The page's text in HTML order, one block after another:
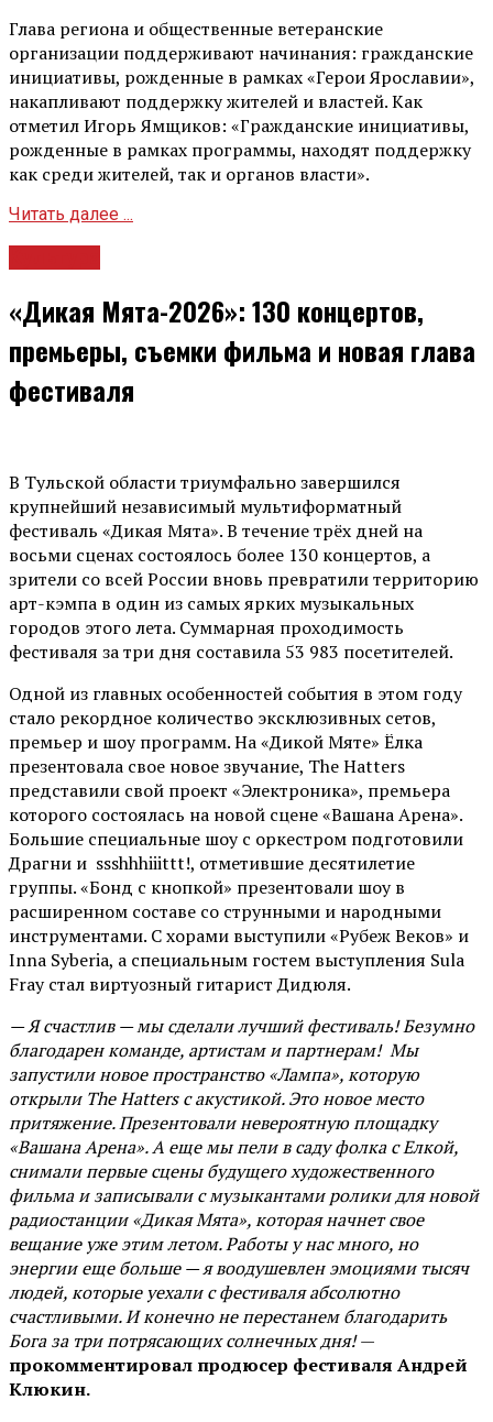
Глава региона и общественные ветеранские
организации поддерживают начинания: гражданские
инициативы, рожденные в рамках «Герои Ярославии»,
накапливают поддержку жителей и властей. Как
отметил Игорь Ямщиков: «Гражданские инициативы,
рожденные в рамках программы, находят поддержку
как среди жителей, так и органов власти».
Читать далее ...
«Дикая Мята-2026»: 130 концертов,
премьеры, съемки фильма и новая глава
фестиваля
В Тульской области триумфально завершился
крупнейший независимый мультиформатный
фестиваль «Дикая Мята». В течение трёх дней на
восьми сценах состоялось более 130 концертов, а
зрители со всей России вновь превратили территорию
арт-кэмпа в один из самых ярких музыкальных
городов этого лета. Суммарная проходимость
фестиваля за три дня составила 53 983 посетителей.
Одной из главных особенностей события в этом году
стало рекордное количество эксклюзивных сетов,
премьер и шоу программ. На «Дикой Мяте» Ёлка
презентовала свое новое звучание, The Hatters
представили свой проект «Электроника», премьера
которого состоялась на новой сцене «Вашана Арена».
Большие специальные шоу с оркестром подготовили
Драгни и ssshhhiiittt!, отметившие десятилетие
группы. «Бонд с кнопкой» презентовали шоу в
расширенном составе со струнными и народными
инструментами. С хорами выступили «Рубеж Веков» и
Inna Syberia, а специальным гостем выступления Sula
Fray стал виртуозный гитарист Дидюля.
— Я счастлив — мы сделали лучший фестиваль! Безумно
благодарен команде, артистам и партнерам! Мы
запустили новое пространство «Лампа», которую
открыли The Hatters с акустикой. Это новое место
притяжение. Презентовали невероятную площадку
«Вашана Арена». А еще мы пели в саду фолка с Елкой,
снимали первые сцены будущего художественного
фильма и записывали с музыкантами ролики для новой
радиостанции «Дикая Мята», которая начнет свое
вещание уже этим летом. Работы у нас много, но
энергии еще больше — я воодушевлен эмоциями тысяч
людей, которые уехали с фестиваля абсолютно
счастливыми. И конечно не перестанем благодарить
Бога за три потрясающих солнечных дня!—
прокомментировал продюсер фестиваля Андрей
Клюкин.